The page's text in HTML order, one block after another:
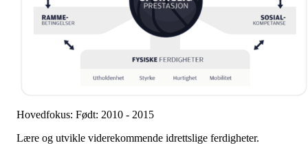
Hovedfokus: Født: 2010 - 2015
Lære og utvikle viderekommende idrettslige ferdigheter.